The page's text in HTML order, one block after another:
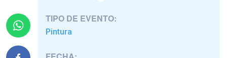
TIPO DE EVENTO:
Pintura